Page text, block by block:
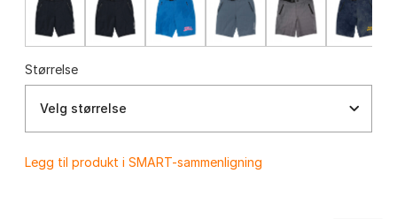
Størrelse
Velg størrelse
Legg til produkt i SMART-sammenligning